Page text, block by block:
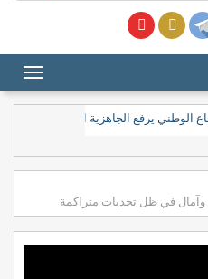
الوطني يرفع الجاهزية العسكرية